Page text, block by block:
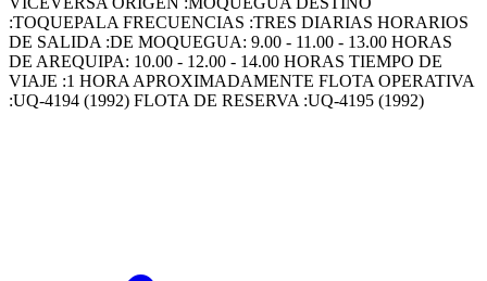
:TOQUEPALA FRECUENCIAS :TRES DIARIAS HORARIOS
DE SALIDA :DE MOQUEGUA: 9.00 - 11.00 - 13.00 HORAS
DE AREQUIPA: 10.00 - 12.00 - 14.00 HORAS TIEMPO DE
VIAJE :1 HORA APROXIMADAMENTE FLOTA OPERATIVA
:UQ-4194 (1992) FLOTA DE RESERVA :UQ-4195 (1992)